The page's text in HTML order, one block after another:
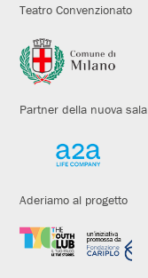
Teatro Convenzionato
Partner della nuova sala
Aderiamo al progetto